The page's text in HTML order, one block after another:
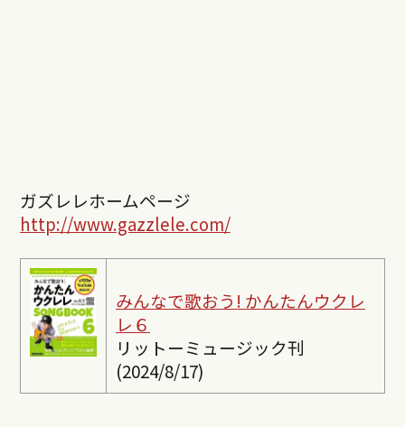
ガズレレホームページ
http://www.gazzlele.com/
みんなで歌おう! かんたんウクレ
レ６
リットーミュージック刊
(2024/8/17)